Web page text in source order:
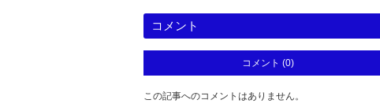
コメント
コメント (0)
この記事へのコメントはありません。